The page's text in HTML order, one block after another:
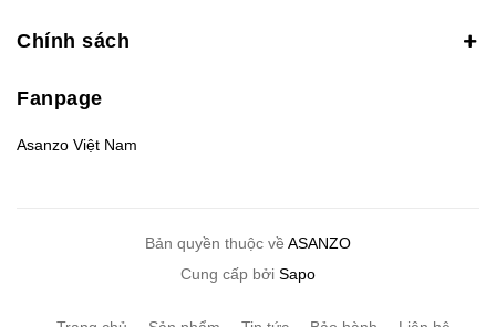
Chính sách
Fanpage
Asanzo Việt Nam
Bản quyền thuộc về ASANZO
Cung cấp bởi Sapo